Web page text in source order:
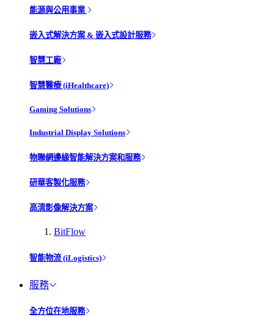
能源與公用事業
嵌入式解決方案 & 嵌入式設計服務
智慧工廠
智慧醫療 (iHealthcare)
Gaming Solutions
Industrial Display Solutions
物聯網邊緣智能解決方案和服務
研華客製化服務
高清影像解決方案
BitFlow
智能物流 (iLogistics)
服務
全方位在地服務